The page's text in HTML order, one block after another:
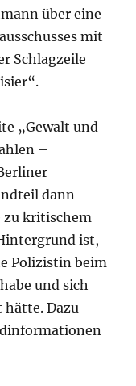
über eine
mit
Schlagzeile
„Gewalt und
–
dann
zu kritischem
ist,
Polizistin beim
und sich
hätte. Dazu